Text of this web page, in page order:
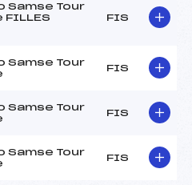
Samse Tour
FILLES
FIS
Samse Tour
FIS
Samse Tour
FIS
Samse Tour
FIS